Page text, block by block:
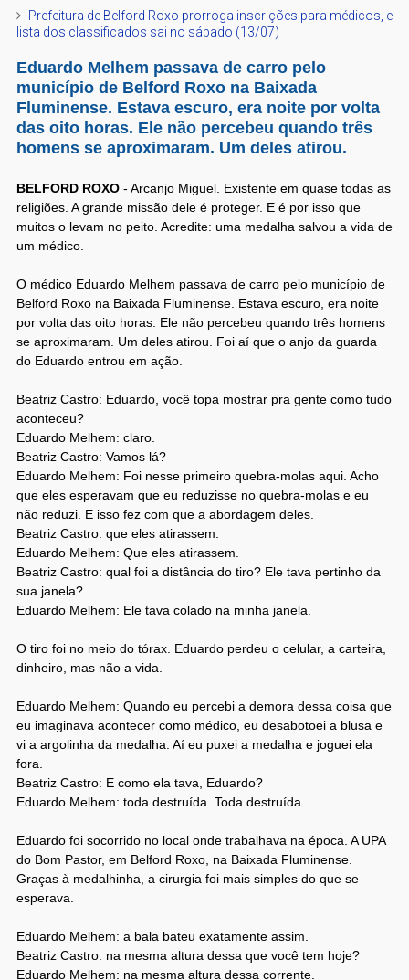
Prefeitura de Belford Roxo prorroga inscrições para médicos, e
lista dos classificados sai no sábado (13/07)
Eduardo Melhem passava de carro pelo
município de Belford Roxo na Baixada
Fluminense. Estava escuro, era noite por volta
das oito horas. Ele não percebeu quando três
homens se aproximaram. Um deles atirou.
BELFORD ROXO- Arcanjo Miguel. Existente em quase todas as
religiões. A grande missão dele é proteger. E é por isso que
muitos o levam no peito. Acredite: uma medalha salvou a vida de
um médico.
O médico Eduardo Melhem passava de carro pelo município de
Belford Roxo na Baixada Fluminense. Estava escuro, era noite
por volta das oito horas. Ele não percebeu quando três homens
se aproximaram. Um deles atirou. Foi aí que o anjo da guarda
do Eduardo entrou em ação.
Beatriz Castro: Eduardo, você topa mostrar pra gente como tudo
aconteceu?
Eduardo Melhem: claro.
Beatriz Castro: Vamos lá?
Eduardo Melhem: Foi nesse primeiro quebra-molas aqui. Acho
que eles esperavam que eu reduzisse no quebra-molas e eu
não reduzi. E isso fez com que a abordagem deles.
Beatriz Castro: que eles atirassem.
Eduardo Melhem: Que eles atirassem.
Beatriz Castro: qual foi a distância do tiro? Ele tava pertinho da
sua janela?
Eduardo Melhem: Ele tava colado na minha janela.
O tiro foi no meio do tórax. Eduardo perdeu o celular, a carteira,
dinheiro, mas não a vida.
Eduardo Melhem: Quando eu percebi a demora dessa coisa que
eu imaginava acontecer como médico, eu desabotoei a blusa e
vi a argolinha da medalha. Aí eu puxei a medalha e joguei ela
fora.
Beatriz Castro: E como ela tava, Eduardo?
Eduardo Melhem: toda destruída. Toda destruída.
Eduardo foi socorrido no local onde trabalhava na época. A UPA
do Bom Pastor, em Belford Roxo, na Baixada Fluminense.
Graças à medalhinha, a cirurgia foi mais simples do que se
esperava.
Eduardo Melhem: a bala bateu exatamente assim.
Beatriz Castro: na mesma altura dessa que você tem hoje?
Eduardo Melhem: na mesma altura dessa corrente.